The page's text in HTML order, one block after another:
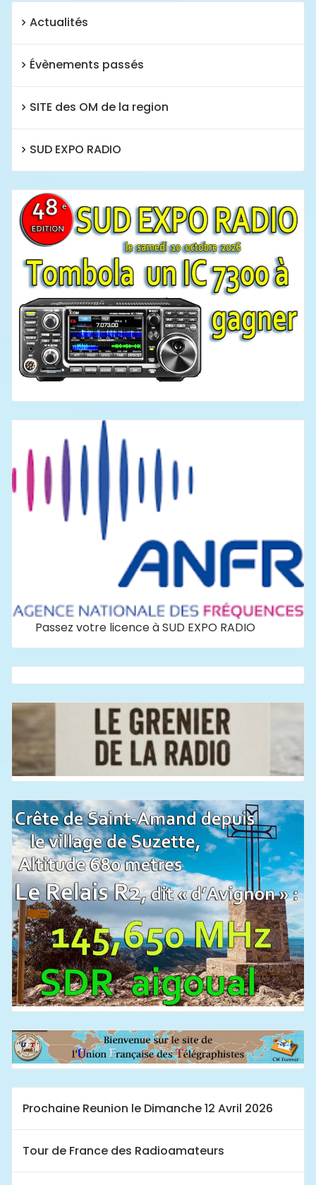
Actualités
Évènements passés
SITE des OM de la region
SUD EXPO RADIO
Passez votre licence à SUD EXPO RADIO
Prochaine Reunion le Dimanche 12 Avril 2026
Tour de France des Radioamateurs